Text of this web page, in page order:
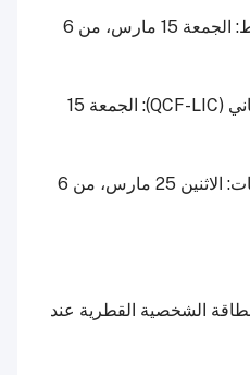
* يوم ركوب الدراجات المختلط: الجمعة 15 مارس، من 6
* سباق الزمن الفردي الرمضاني (QCF-LIC): الجمعة 15
* يوم السيدات لركوب الدراجات: الاثنين 25 مارس، من 6
الشخصية القطرية عند